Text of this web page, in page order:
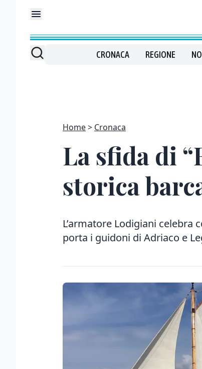
CRONACA REGIONE
Home Cronaca
La sfida di
storica
L’armatore Lodigiani celebra
porta i guidoni di Adriaco e